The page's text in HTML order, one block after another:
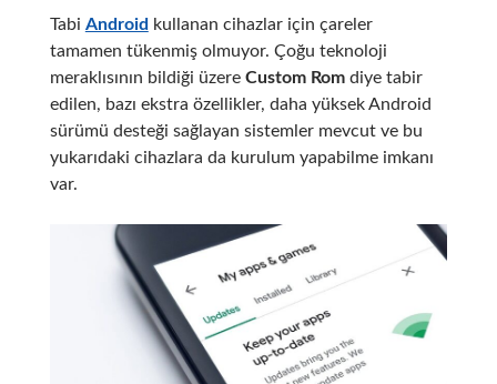
Tabi Android kullanan cihazlar için çareler
tamamen tükenmiş olmuyor. Çoğu teknoloji
meraklısının bildiği üzere Custom Romdiye tabir
edilen, bazı ekstra özellikler, daha yüksek Android
sürümü desteği sağlayan sistemler mevcut ve bu
yukarıdaki cihazlara da kurulum yapabilme imkanı
var.